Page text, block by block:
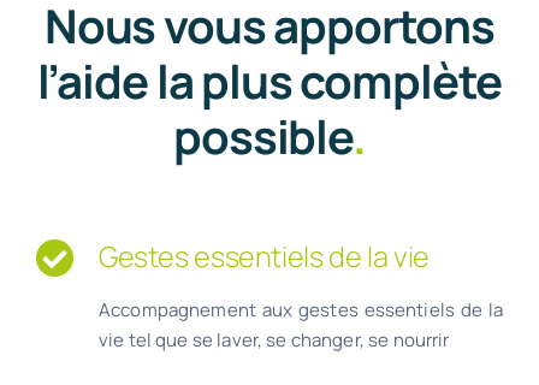
Nous vous apportons
l’aide la plus complète
possible.
Gestes essentiels de la vie
Accompagnement aux gestes essentiels de la
vie tel que se laver, se changer, se nourrir